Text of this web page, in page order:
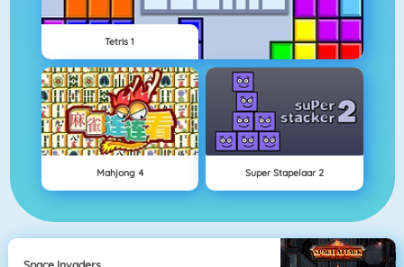
Tetris 1
Mahjong 4 Super Stapelaar 2